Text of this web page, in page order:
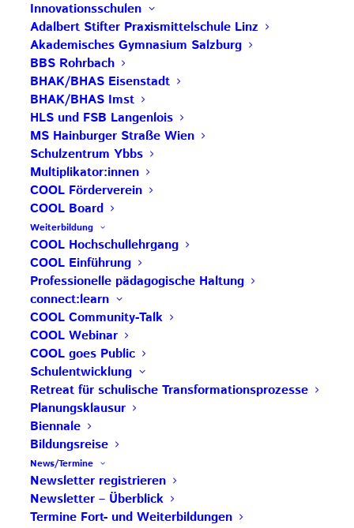
Innovationsschulen
Adalbert Stifter Praxismittelschule Linz
Akademisches Gymnasium Salzburg
BBS Rohrbach
BHAK/BHAS Eisenstadt
BHAK/BHAS Imst
HLS und FSB Langenlois
MS Hainburger Straße Wien
Schulzentrum Ybbs
Multiplikator:innen
COOL Förderverein
COOL Board
Weiterbildung
COOL Hochschullehrgang
COOL Einführung
Professionelle pädagogische Haltung
connect:learn
COOL Community-Talk
COOL Webinar
COOL goes Public
Schulentwicklung
Retreat für schulische Transformationsprozesse
Planungsklausur
Biennale
Bildungsreise
News/Termine
Newsletter registrieren
Newsletter – Überblick
Termine Fort- und Weiterbildungen
solle die interdisziplinäre Auseinandersetzung mit
Problemen im Vordergrund stehen. Das Team des
Schulzentrums Ybbs bereitet ihre Schüler*innen auf
diese Zukunft vor. Ein Puzzleteil dafür ist COOL
und wir feiern heuer bereits 10 Jahre COOL.
Die Entwicklung hin zur Modellschule für
Individualisierung und Potenzialentfaltung war
unser WHY. Mit COOL haben wir dafür in der
HAK/HAS den Grundstein dafür gelegt:
der HAK/HAS Ybbs
Wie wurde mit COOL gestartet? 2009 machte sich
das erste Schulteam auf den Weg und absolvierte
einen vomCOOL-Impulszentrum
COOL-Hochschullehrgang.
Impulszentrum untersteht dem Bundesministerium
für Bildung, Wissenschaft und Forschung. Das
Entwicklungsprojekt mit dem Thema
„Implementierung von COOL im SZ-Ybbs“ wurde
nach dem Abschluss des Lehrgangs erfolgreich
umgesetzt. Mit einer ersten Klasse HAK startete
das Team mit dem COOL-Unterricht. 2012 wurden
wir zur COOL- Impulsschule und kurz darauf zur